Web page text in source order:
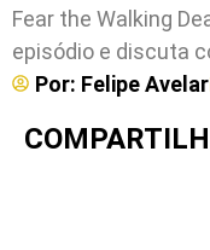
Fear the Walking
episódio e discuta
Por: Felipe Avelar